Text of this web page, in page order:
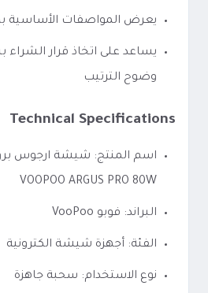
يعرض المواصفات الأساسية
يساعد على اتخاذ قرار
وضوح الترتيب
Technical Specifications
VOOPOO ARGUS PRO 80W
البراند: فوبو VooPoo
الفئة: أجهزة شيشة الكترونية
نوع الاستخدام: سحبة جاهزة